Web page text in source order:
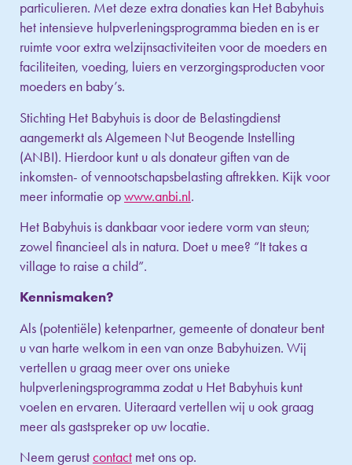
particulieren. Met deze extra donaties kan Het Babyhuis
het intensieve hulpverleningsprogramma bieden en is er
ruimte voor extra welzijnsactiviteiten voor de moeders en
faciliteiten, voeding, luiers en verzorgingsproducten voor
moeders en baby’s.
Stichting Het Babyhuis is door de Belastingdienst
aangemerkt als Algemeen Nut Beogende Instelling
(ANBI). Hierdoor kunt u als donateur giften van de
inkomsten- of vennootschapsbelasting aftrekken. Kijk voor
meer informatie opwww.anbi.nl.
Het Babyhuis is dankbaar voor iedere vorm van steun;
zowel financieel als in natura. Doet u mee? “It takes a
village to raise a child”.
Kennismaken?
Als (potentiële) ketenpartner, gemeente of donateur bent
u van harte welkom in een van onze Babyhuizen. Wij
vertellen u graag meer over ons unieke
hulpverleningsprogramma zodat u Het Babyhuis kunt
voelen en ervaren. Uiteraard vertellen wij u ook graag
meer als gastspreker op uw locatie.
Neem gerustcontact met ons op.